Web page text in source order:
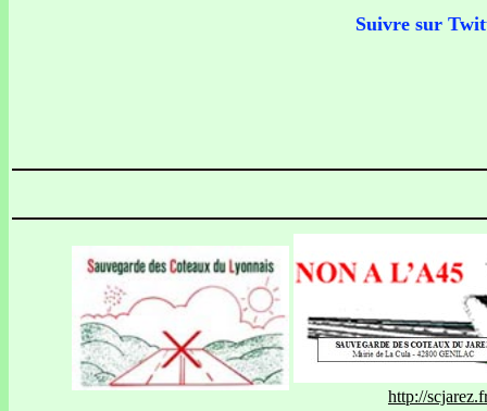
Suivre sur
http://